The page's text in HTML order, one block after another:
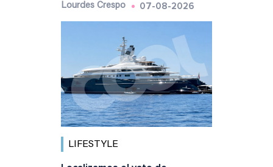
Lourdes Crespo 07-08-2026
LIFESTYLE